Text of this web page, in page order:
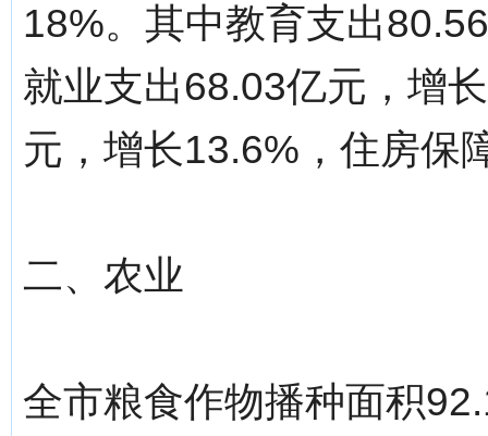
18%。其中教育支出
就业支出68.03亿元，增
元，增长13.6%，住房保
二、农业
全市粮食作物播种面积